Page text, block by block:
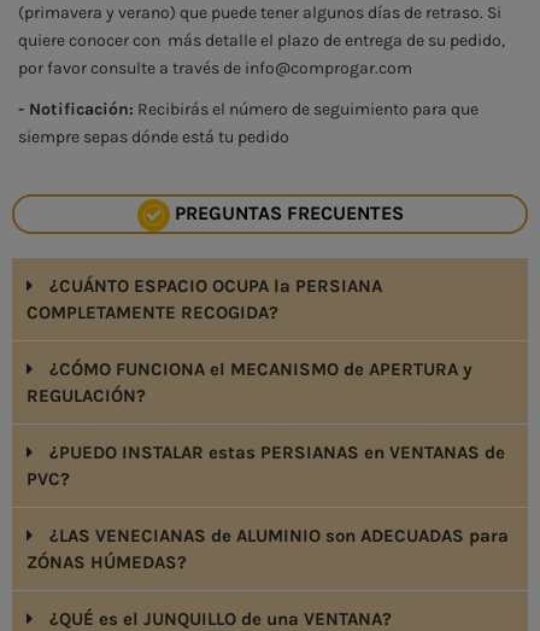
(primavera y verano) que puede tener algunos días de retraso. Si
quiere conocer con más detalle el plazo de entrega de su pedido,
por favor consulte a través de info@comprogar.com
- Notificación: Recibirás el número de seguimiento para que
siempre sepas dónde está tu pedido
PREGUNTAS FRECUENTES
¿CUÁNTO ESPACIO OCUPA la PERSIANA
COMPLETAMENTE RECOGIDA?
¿CÓMO FUNCIONA el MECANISMO de APERTURA y
REGULACIÓN?
¿PUEDO INSTALAR estas PERSIANAS en VENTANAS de
PVC?
¿LAS VENECIANAS de ALUMINIO son ADECUADAS para
ZÓNAS HÚMEDAS?
¿QUÉ es el JUNQUILLO de una VENTANA?